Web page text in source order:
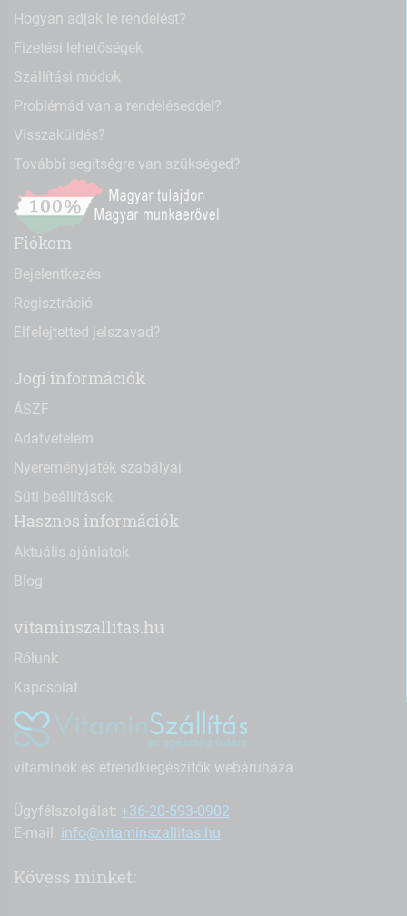
Hogyan adjak le rendelést?
Fizetési lehetőségek
Szállítási módok
Problémád van a rendeléseddel?
Visszaküldés?
További segítségre van szükséged?
Fiókom
Bejelentkezés
Regisztráció
Elfelejtetted jelszavad?
Jogi információk
ÁSZF
Adatvételem
Nyereményjáték szabályai
Süti beállítások
Hasznos információk
Aktuális ajánlatok
Blog
vitaminszallitas.hu
Rólunk
Kapcsolat
vitaminok és étrendkiegészítők webáruháza
Ügyfélszolgálat: +36-20-593-0902
E-mail: info@vitaminszallitas.hu
Kövess minket: